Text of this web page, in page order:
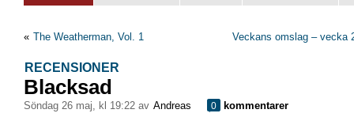
« The Weatherman, Vol. 1 Veckans omslag – vecka
RECENSIONER
Blacksad
söndag 26 maj, kl 19:22 av Andreas 0 kommentarer